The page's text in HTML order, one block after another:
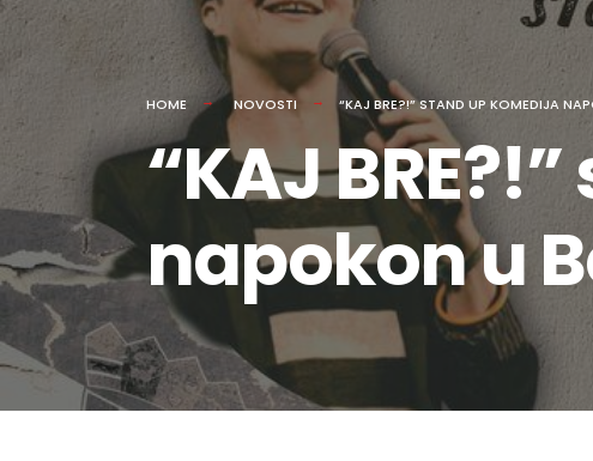
HOME NOVOSTI “KAJ BRE?!” STAND UP KOMEDIJA
“KAJ
napokon u